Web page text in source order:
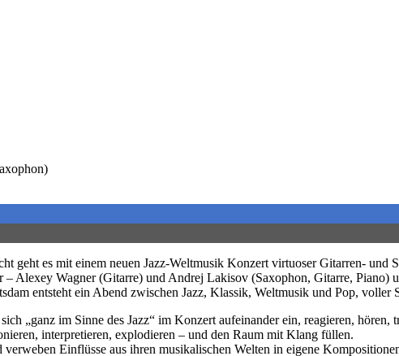
geht es mit einem neuen Jazz-Weltmusik Konzert virtuoser Gitarren-
Alexey Wagner (Gitarre) und Andrej Lakisov (Saxophon, Gitarre, Piano)
entsteht ein Abend zwischen Jazz, Klassik, Weltmusik und Pop, voller
„ganz im Sinne des Jazz“ im Konzert aufeinander ein, reagieren,
interpretieren, explodieren – und den Raum mit Klang füllen.
Einflüsse aus ihren musikalischen Welten in eigene